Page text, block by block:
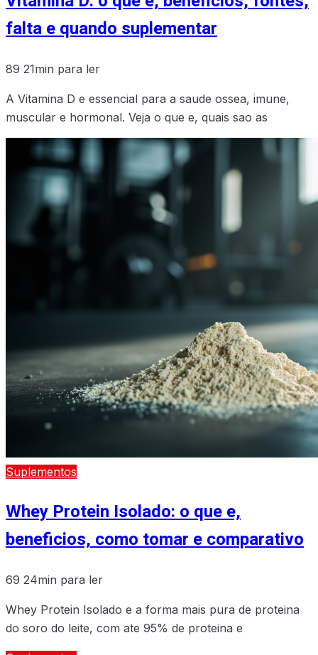
falta e quando suplementar
89 21min para ler
A Vitamina D e essencial para a saude ossea, imune,
muscular e hormonal. Veja o que e, quais sao as
Suplementos
Whey Protein Isolado: o que e,
beneficios, como tomar e comparativo
69 24min para ler
Whey Protein Isolado e a forma mais pura de proteina
do soro do leite, com ate 95% de proteina e